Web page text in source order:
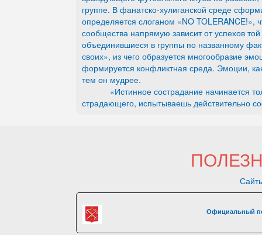
группе. В фанатско-хулиганской среде
определяется слоганом «NO TOLERANCE!»,
сообщества напрямую зависит от успехов
объединившиеся в группы по названному
своих», из чего образуется многообразие
формируется конфликтная среда. Эмоции,
тем он мудрее.
«Истинное сострадание начинается
страдающего, испытываешь действительно
Официальный